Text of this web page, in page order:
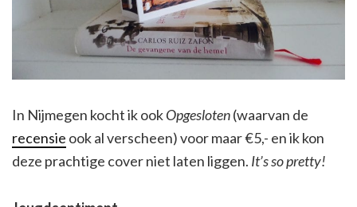
In Nijmegen kocht ik ookOpgesloten(waarvan de
recensie ook al verscheen) voor maar €5,- en ik kon
deze prachtige cover niet laten liggen. It’s so pretty!